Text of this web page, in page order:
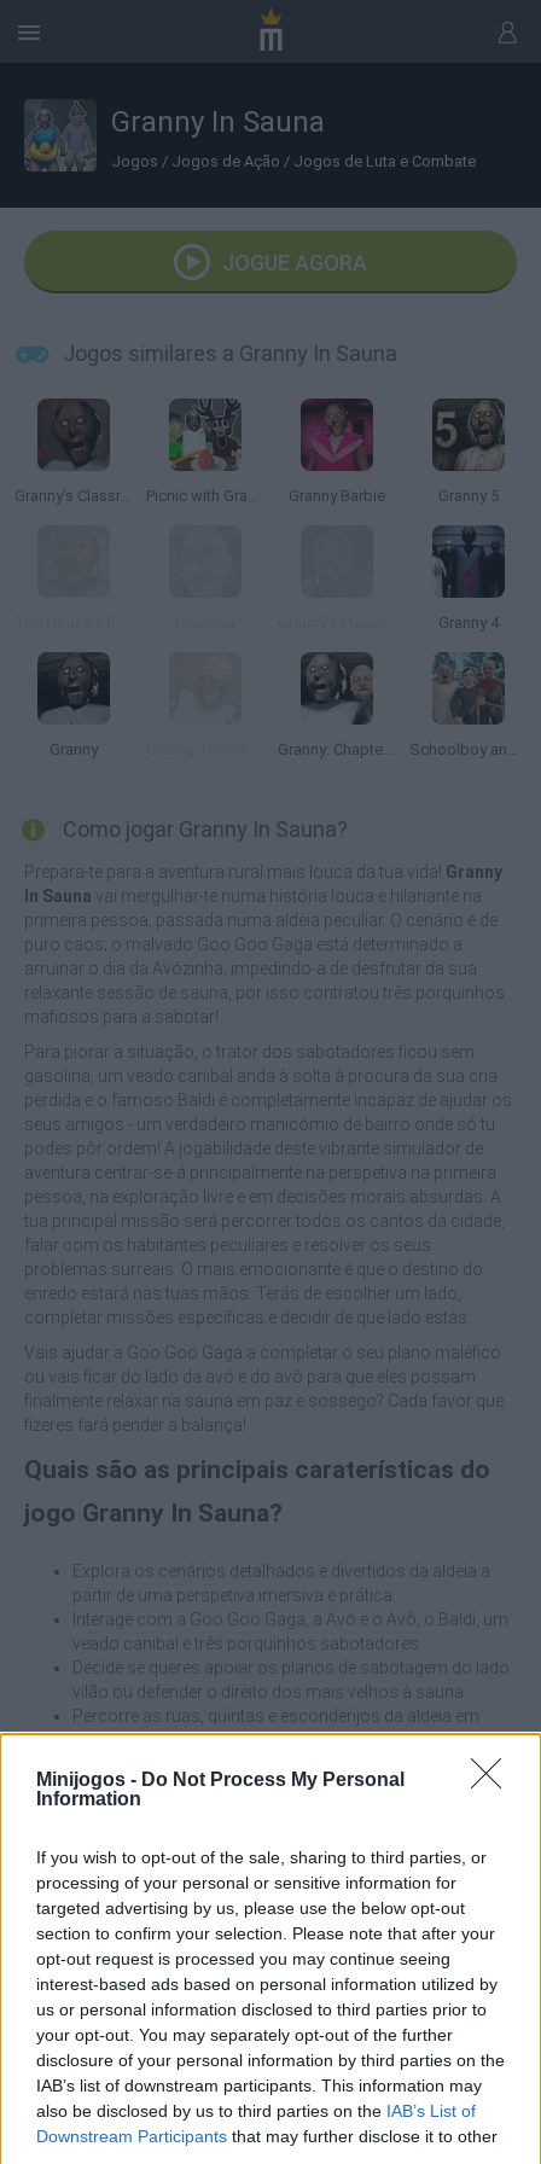
Minijogos - Do Not Process My Personal
Information
If you wish to opt-out of the sale, sharing to third parties, or
processing of your personal or sensitive information for
targeted advertising by us, please use the below opt-out
section to confirm your selection. Please note that after your
opt-out request is processed you may continue seeing
interest-based ads based on personal information utilized by
us or personal information disclosed to third parties prior to
your opt-out. You may separately opt-out of the further
disclosure of your personal information by third parties on the
IAB’s list of downstream participants. This information may
also be disclosed by us to third parties on the IAB’s List of
Downstream Participants that may further disclose it to other
Granny In Sauna
Jogos / Jogos de Ação / Jogos de Luta e Combate
JOGUE AGORA
Jogos similares a Granny In Sauna
Granny's Classroom Nightmare Picnic with Granny Granny Barbie Granny 5
Granny 4
Granny Granny: Chapter Two Schoolboy and Granny 2: Survival in the Forest
Como jogar Granny In Sauna?
Prepara-te para a aventura rural mais louca da tua vida! Granny
In Sauna vai mergulhar-te numa história louca e hilariante na
primeira pessoa, passada numa aldeia peculiar. O cenário é de
puro caos; o malvado Goo Goo Gaga está determinado a
arruinar o dia da Avózinha, impedindo-a de desfrutar da sua
relaxante sessão de sauna, por isso contratou três porquinhos
mafiosos para a sabotar!
Para piorar a situação, o trator dos sabotadores ficou sem
gasolina, um veado canibal anda à solta à procura da sua cria
perdida e o famoso Baldi é completamente incapaz de ajudar os
seus amigos - um verdadeiro manicómio de bairro onde só tu
podes pôr ordem! A jogabilidade deste vibrante simulador de
aventura centrar-se-á principalmente na perspetiva na primeira
pessoa, na exploração livre e em decisões morais absurdas. A
tua principal missão será percorrer todos os cantos da cidade,
falar com os habitantes peculiares e resolver os seus
problemas surreais. O mais emocionante é que o destino do
enredo estará nas tuas mãos. Terás de escolher um lado,
completar missões específicas e decidir de que lado estás.
Vais ajudar a Goo Goo Gaga a completar o seu plano maléfico
ou vais ficar do lado da avó e do avô para que eles possam
finalmente relaxar na sauna em paz e sossego? Cada favor que
fizeres fará pender a balança!
Quais são as principais caraterísticas do
jogo Granny In Sauna?
Explora os cenários detalhados e divertidos da aldeia a
partir de uma perspetiva imersiva e prática.
Interage com a Goo Goo Gaga, a Avó e o Avô, o Baldi, um
veado canibal e três porquinhos sabotadores.
Decide se queres apoiar os planos de sabotagem do lado
vilão ou defender o direito dos mais velhos à sauna.
Percorre as ruas, quintas e esconderijos da aldeia em
busca de objectos chave e segredos escondidos.
Encontra gasolina para os tractores, procura bezerros
perdidos e resolve as travessuras dos aldeões.
Quando começares o jogo, não te atires imediatamente às
missões da primeira personagem que te falar. Passeia pela zona
e fala com todos os habitantes para compreenderes bem os
seus problemas. Ver o panorama geral vai ajudar-te a decidir
com mais diversão de que lado gostas mais antes de te
comprometeres com as suas tarefas.
Quem criou o jogo Granny In Sauna?
Este jogo foi desenvolvido por EnergyGames.